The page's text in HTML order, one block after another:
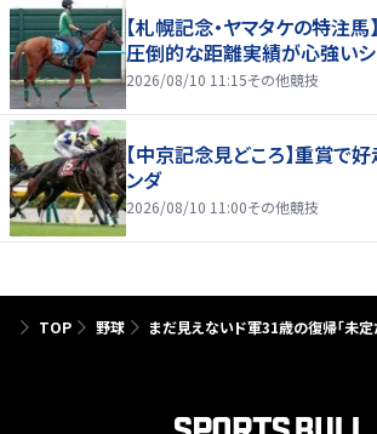
【札幌記念・ヤマタケの特注
圧倒的な距離実績が心強いシ
2026/08/10 11:15その他競技
【中京記念見どころ】重賞で
ンダ
2026/08/10 11:00その他競技
TOP 野球 まだ見えないド軍31歳の復帰「未